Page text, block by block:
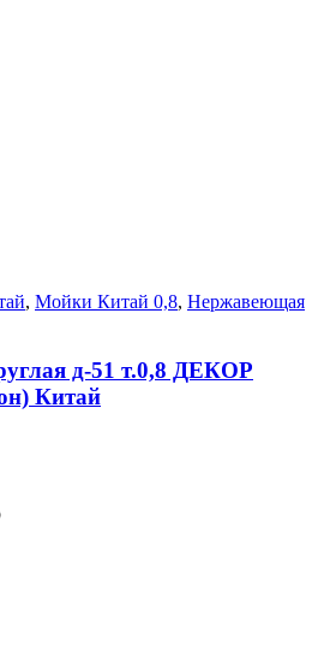
, Мойки Китай 0,8, Нержавеющая
д-51 т.0,8 ДЕКОР
Китай